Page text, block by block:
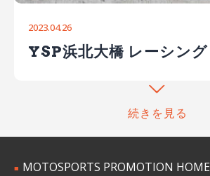
2023.04.26
YSP浜北大橋 レーシング
続きを見る
MOTOSPORTS PROMOTION HOME